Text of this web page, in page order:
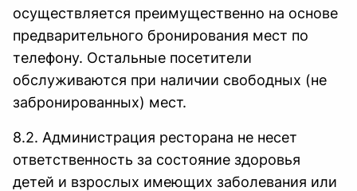
осуществляется преимущественно на основе
предварительного бронирования мест по
телефону. Остальные посетители
обслуживаются при наличии свободных (не
забронированных) мест.
8.2. Администрация ресторана не несет
ответственность за состояние здоровья
детей и взрослых имеющих заболевания или